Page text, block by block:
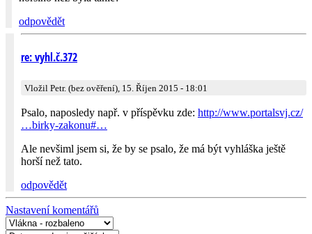
odpovědět
re: vyhl.č.372
Vložil Petr. (bez ověření), 15. Říjen 2015 - 18:01
Psalo, naposledy např. v příspěvku zde: http://www.portalsvj.cz/
…birky-zakonu#…
Ale nevšiml jsem si, že by se psalo, že má být vyhláška ještě
horší než tato.
odpovědět
Nastavení komentářů